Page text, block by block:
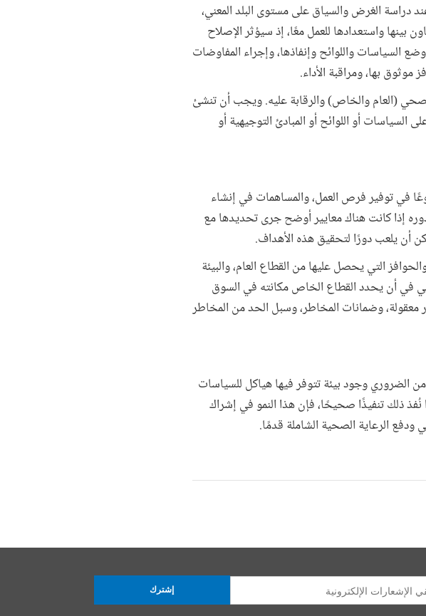
دراسة الغرض والسياق على مستوى البلد المعني،
بينها واستعدادها للعمل معًا، إذ سيؤثر الإصلاح
السياسات واللوائح وإنفاذها، وإجراء المفاوضات
بها، ومراقبة الأداء.
الصحي (العام والخاص) والرقابة عليه. ويجب أن تنشئ
السياسات أو اللوائح أو المبادئ التوجيهية أو
في توفير فرص العمل، والمساهمات في إنشاء
إذا كانت هناك معايير أوضح جرى تحديدها مع
أن يلعب دورًا لتحقيق هذه الأهداف.
التي يحصل عليها من القطاع العام، والبيئة
في أن يحدد القطاع الخاص مكانته في السوق
معقولة، وضمانات المخاطر، وسبل الحد من المخاطر
الضروري وجود بيئة تتوفر فيها هياكل للسياسات
ذلك تنفيذًا صحيحًا، فإن هذا النمو في إشراك
الرعاية الصحية الشاملة قدمًا.
إشترك